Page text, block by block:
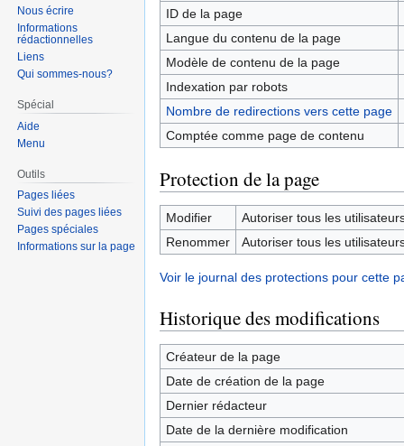
ID de la page
Langue du contenu de la page
Modèle de contenu de la page
Indexation par robots
Nombre de redirections vers cette page
Comptée comme page de contenu
Protection de la page
Modifier
Autoriser tous les
Renommer
Autoriser tous les
Voir le journal des protections pour cette
Historique des modifications
Créateur de la page
Date de création de la page
Dernier rédacteur
Date de la dernière modification
Nous écrire
Informations
rédactionnelles
Liens
Qui sommes-nous?
Spécial
Aide
Menu
Outils
Pages liées
Suivi des pages liées
Pages spéciales
Informations sur la page